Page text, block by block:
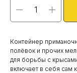
Контейнер
полёвок и прочих
для борьбы с
включает в себя сам